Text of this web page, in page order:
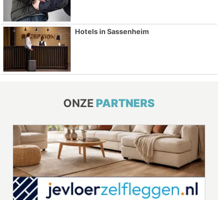
Hotels in Sassenheim
ONZE PARTNERS